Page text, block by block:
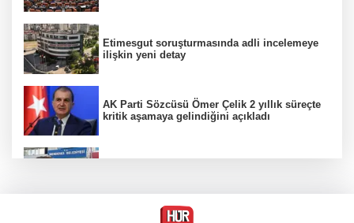
Etimesgut soruşturmasında adli incelemeye
ilişkin yeni detay
AK Parti Sözcüsü Ömer Çelik 2 yıllık süreçte
kritik aşamaya gelindiğini açıkladı